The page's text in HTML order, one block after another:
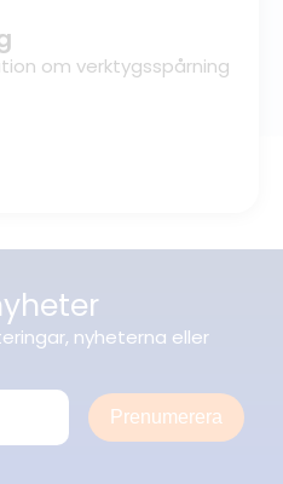
om verktygsspårning
nyheterna eller
Prenumerera